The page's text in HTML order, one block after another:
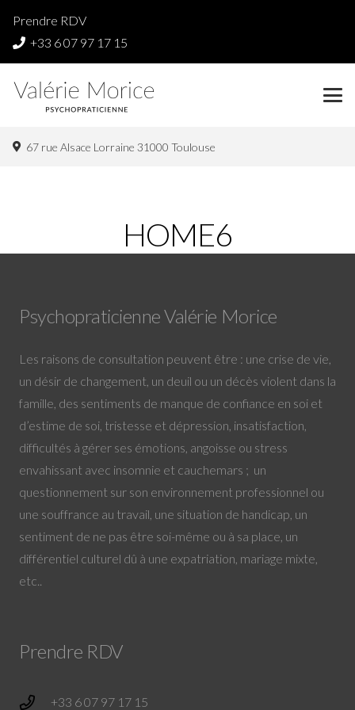
Prendre RDV
+33 6 07 97 17 15
67 rue Alsace Lorraine 31000 Toulouse
HOME6
Psychopraticienne Valérie Morice
Les raisons de consultation peuvent être : une crise de vie,
un désir de changement, un deuil ou un décès violent dans la
famille, des sentiments de manque de confiance en soi et
d’estime de soi, tristesse et dépression, insatisfaction,
difficultés à gérer ses émotions, angoisse ou stress
envahissant avec insomnie et cauchemars ; un
questionnement sur son environnement professionnel ou
une souffrance au travail, une situation de handicap, un
sentiment de ne pas être soi-même ou à sa place, un
différentiel culturel dû à une expatriation, mariage mixte,
etc..
Prendre RDV
+33 6 07 97 17 15